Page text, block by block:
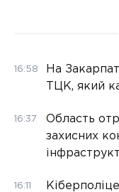
16:58
На
ТЦК, який
16:37
Область
захисних
16:11